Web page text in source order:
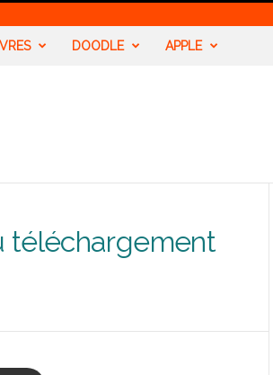
DOODLE APPLE
téléchargement